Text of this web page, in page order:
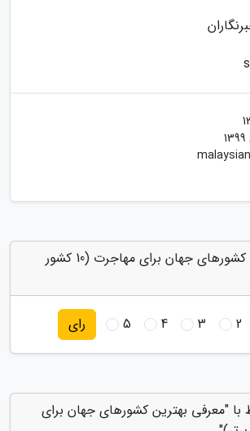
به "معرفی بهترین کشورهای جهان برای مهاجرت (10 کشور
2
3
4
5 رای
با "معرفی بهترین کشورهای جهان برای